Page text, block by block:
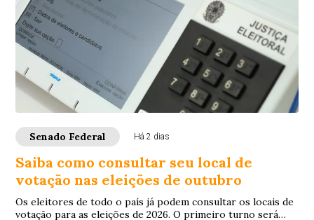
Senado Federal Há 2 dias
Saiba como consultar seu local de
votação nas eleições de outubro
Os eleitores de todo o país já podem consultar os locais de
votação para as eleições de 2026. O primeiro turno será